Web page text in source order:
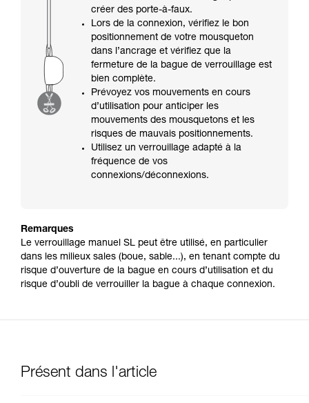
créer des porte-à-faux.
Lors de la connexion, vérifiez le bon
positionnement de votre mousqueton
dans l’ancrage et vérifiez que la
fermeture de la bague de verrouillage est
bien complète.
Prévoyez vos mouvements en cours
d’utilisation pour anticiper les
mouvements des mousquetons et les
risques de mauvais positionnements.
Utilisez un verrouillage adapté à la
fréquence de vos
connexions/déconnexions.
Remarques
Le verrouillage manuel SL peut être utilisé, en particulier
dans les milieux sales (boue, sable...), en tenant compte du
risque d’ouverture de la bague en cours d’utilisation et du
risque d’oubli de verrouiller la bague à chaque connexion.
Présent dans l'article